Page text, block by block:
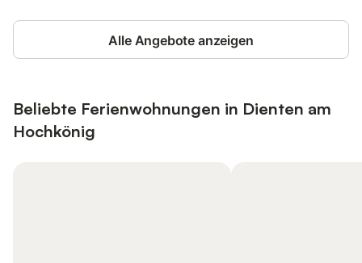
Alle Angebote anzeigen
Beliebte Ferienwohnungen in Dienten am
Hochkönig